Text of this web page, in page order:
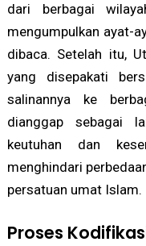
dari berbagai
mengumpulkan ayat-
dibaca. Setelah itu,
yang disepakati
salinannya ke
dianggap sebagai
keutuhan dan
menghindari
persatuan umat Islam.
Proses